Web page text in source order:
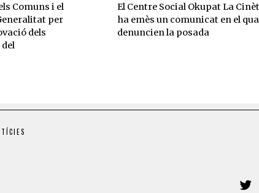
Comuns i el
per
dels
El Centre Social Okupat La
ha emès un comunicat en el
denuncien la posada